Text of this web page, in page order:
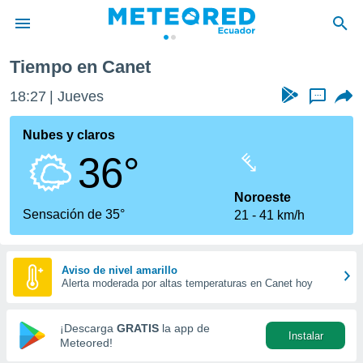
de
ha
calidad.
a este
las
y
forma
digital
basada
Tiempo en Canet
18:27 Jueves ...
Nubes y claros
36°
Sensación de 35°
Noroeste
21
41 km/h
Aviso de nivel amarillo
Alerta moderada por altas temperaturas en Canet hoy
¡Descarga GRATIS la app de
Meteored!
Instalar